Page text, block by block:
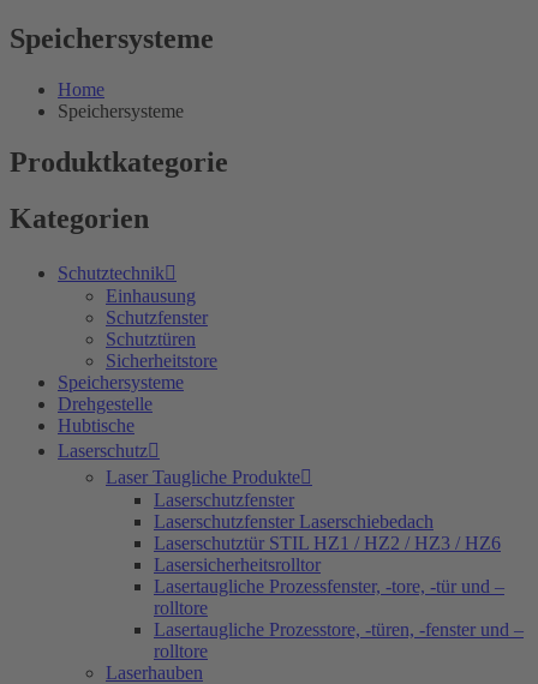
Speichersysteme
Home
Speichersysteme
Produktkategorie
Kategorien
Schutztechnik
Einhausung
Schutzfenster
Schutztüren
Sicherheitstore
Speichersysteme
Drehgestelle
Hubtische
Laserschutz
Laser Taugliche Produkte
Laserschutzfenster
Laserschutzfenster Laserschiebedach
Laserschutztür STIL HZ1 / HZ2 / HZ3 / HZ6
Lasersicherheitsrolltor
Lasertaugliche Prozessfenster, -tore, -tür und –
rolltore
Lasertaugliche Prozesstore, -türen, -fenster und –
rolltore
Laserhauben